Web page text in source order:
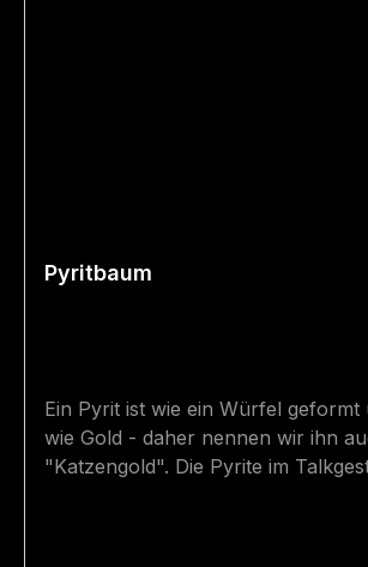
Pyritbaum
Ein Pyrit ist wie ein Würfel geformt
wie Gold - daher nennen wir ihn
"Katzengold". Die Pyrite im